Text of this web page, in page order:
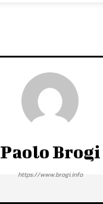
Paolo Brogi
https://www.brogi.info